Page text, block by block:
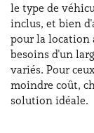
le type de
inclus, et bien
pour la location
besoins d'un
variés. Pour
moindre coût,
solution idéale.